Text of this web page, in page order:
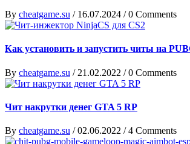
By cheatgame.su / 16.07.2024 /0 Comments
Как установить и запустить читы на
By cheatgame.su / 21.02.2022 /0 Comments
Чит накрутки денег GTA 5 RP
By cheatgame.su /02.06.2022 /4 Comments